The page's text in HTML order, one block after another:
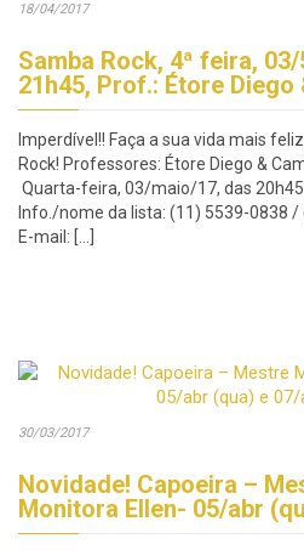
18/04/2017
Samba Rock, 4ª feira,
21h45, Prof.: Étore
Imperdível!! Faça a sua vida mais
Rock! Professores: Étore Diego &
Quarta-feira, 03/maio/17, das 20h45
Info./nome da lista: (11) 5539-0838
E-mail: […]
30/03/2017
Novidade! Capoeira –
Monitora Ellen- 05/abr